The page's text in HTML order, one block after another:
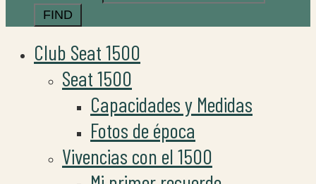
Club Seat 1500
Seat 1500
Capacidades y Medidas
Fotos de época
Vivencias con el 1500